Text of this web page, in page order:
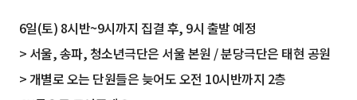
6일(토) 8시반~9시까지 집결 후, 9시 출발 예정
> 서울, 송파, 청소년극단은 서울 본원 / 분당극단은 태현 공원
> 개별로 오는 단원들은 늦어도 오전 10시반까지 2층